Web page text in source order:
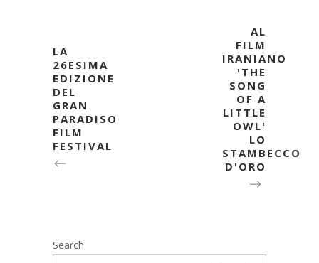
LA
26ESIMA
EDIZIONE
DEL
GRAN
PARADISO
FILM
FESTIVAL
AL
FILM
IRANIANO
'THE
SONG
OF A
LITTLE
OWL'
LO
STAMBECCO
D'ORO
Search